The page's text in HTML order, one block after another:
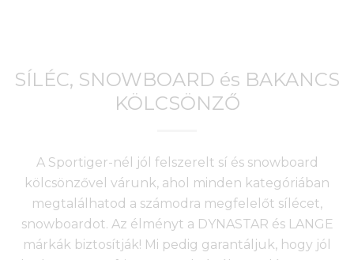
SÍLÉC, SNOWBOARD és BAKANCS
KÖLCSÖNZŐ
A Sportiger-nél jól felszerelt sí és snowboard
kölcsönzővel várunk, ahol minden kategóriában
megtalálhatod a számodra megfelelőt sílécet,
snowboardot. Az élményt a DYNASTAR és LANGE
márkák biztosítják! Mi pedig garantáljuk, hogy jól